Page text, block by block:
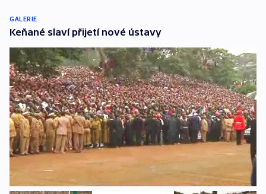
GALERIE
Keňané slaví přijetí nové ústavy